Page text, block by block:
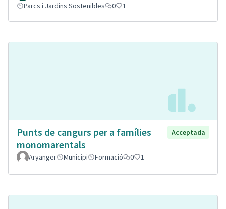
Parcs i Jardins Sostenibles
0 1
Punts de cangurs per a famílies
monomarentals
Acceptada
Aryanger Municipi Formació 0 1